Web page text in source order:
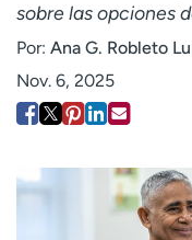
Ready. Set. CO.
Employees
Media inquiries
Contact us
H
sobre las opciones
Por: Ana G. Robleto
Nov. 6, 2025